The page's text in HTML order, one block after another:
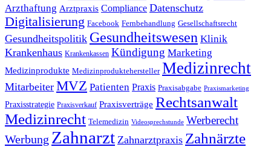
Arzthaftung Arztpraxis Compliance Datenschutz
Digitalisierung Facebook Fernbehandlung Gesellschaftsrecht
Gesundheitspolitik Gesundheitswesen Klinik
Krankenhaus Krankenkassen Kündigung Marketing
Medizinprodukte Medizinproduktehersteller Medizinrecht
Mitarbeiter MVZ Patienten Praxis Praxisabgabe Praxismarketing
Praxisstrategie Praxisverkauf Praxisverträge Rechtsanwalt
Medizinrecht Telemedizin Videosprechstunde Werberecht
Werbung Zahnarzt Zahnarztpraxis Zahnärzte